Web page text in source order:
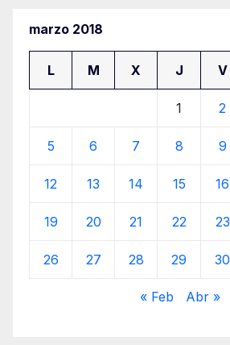
marzo 2018
L M X J V
1 2
5 6 7 8 9
12 13 14 15 16
19 20 21 22 23
26 27 28 29 30
« Feb Abr »